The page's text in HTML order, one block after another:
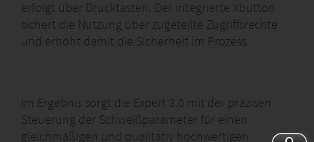
erfolgt über Drucktasten. Der integrierte Xbutton
sichert die Nutzung über zugeteilte Zugriffsrechte
und erhöht damit die Sicherheit im Prozess.
Im Ergebnis sorgt die Expert 3.0 mit der präzisen
Steuerung der Schweißparameter für einen
gleichmäßigen und qualitativ hochwertigen